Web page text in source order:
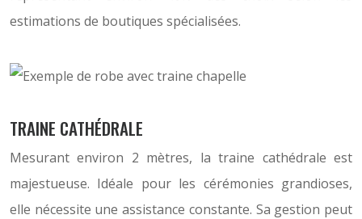
estimations de boutiques spécialisées.
TRAINE CATHÉDRALE
Mesurant environ 2 mètres, la traine cathédrale est
majestueuse. Idéale pour les cérémonies grandioses,
elle nécessite une assistance constante. Sa gestion peut